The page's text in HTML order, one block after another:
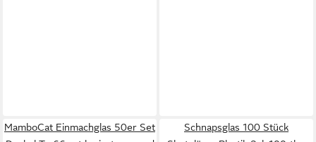
MamboCat Einmachglas 50er Set
Schnapsglas 100 Stück